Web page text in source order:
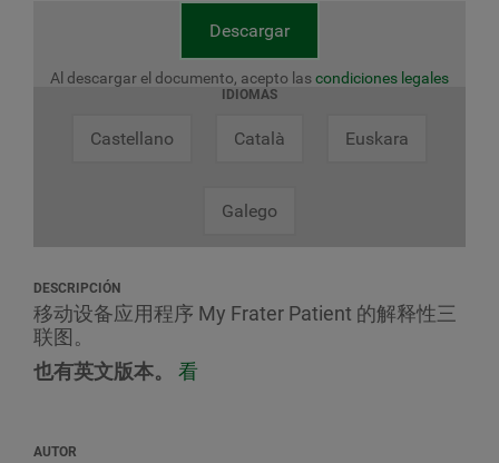
Descargar
Al descargar el documento, acepto lascondiciones legales
IDIOMAS
Castellano Català Euskara
Galego
DESCRIPCIÓN
移动设备应用程序 My Frater Patient 的解释性三
联图。
也有英文版本。
看
AUTOR